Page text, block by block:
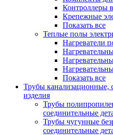
Контроллеры
Крепежные
Показать все
Теплые полы
Нагреватели
Показать все
Трубы канализационные,
изделия
Трубы
соединительные
Трубы чугунные
соединительные